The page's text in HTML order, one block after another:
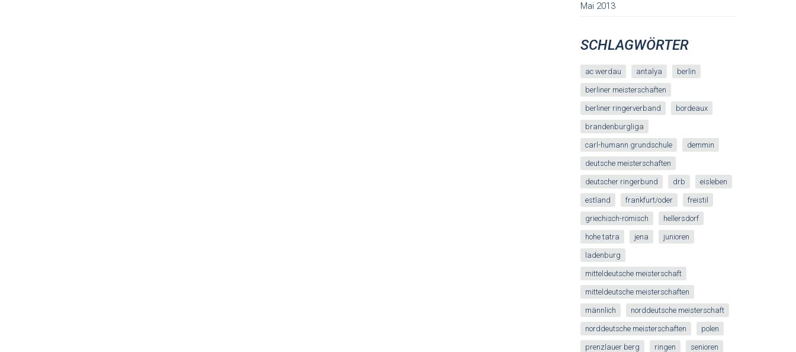
Mai 2013
SCHLAGWÖRTER
ac werdau antalya berlin
berliner meisterschaften
berliner ringerverband bordeaux
brandenburgliga
carl-humann grundschule demmin
deutsche meisterschaften
deutscher ringerbund drb eisleben
estland frankfurt/oder freistil
griechisch-römisch hellersdorf
hohe tatra jena junioren
ladenburg
mitteldeutsche meisterschaft
mitteldeutsche meisterschaften
männlich norddeutsche meisterschaft
norddeutsche meisterschaften polen
prenzlauer berg ringen senioren